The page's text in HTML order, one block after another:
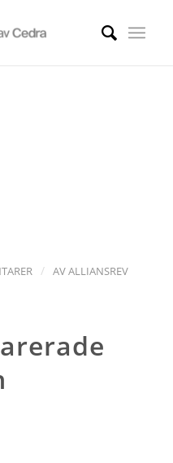
/ AVALLIANSREV